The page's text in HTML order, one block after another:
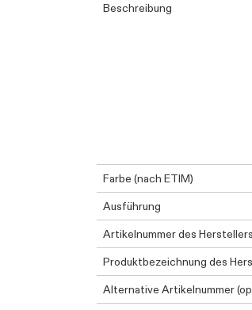
Beschreibung
Farbe (nach ETIM)
Ausführung
Artikelnummer des Herstellers
Produktbezeichnung des
Alternative Artikelnummer